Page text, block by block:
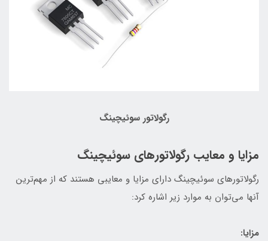
رگولاتور سوئیچینگ
مزایا و معایب رگولاتورهای سوئیچینگ
رگولاتورهای سوئیچینگ دارای مزایا و معایبی هستند که از مهم‌ترین
آنها می‌توان به موارد زیر اشاره کرد:
مزایا: